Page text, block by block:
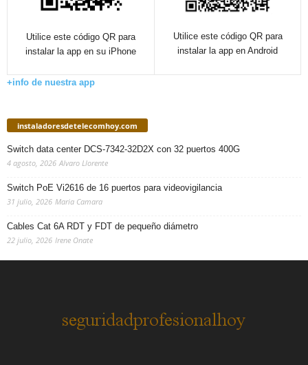
Utilice este código QR para
instalar la app en su iPhone
Utilice este código QR para
instalar la app en Android
+info de nuestra app
instaladoresdetelecomhoy.com
Switch data center DCS-7342-32D2X con 32 puertos 400G
4 agosto, 2026 Alvaro Llorente
Switch PoE Vi2616 de 16 puertos para videovigilancia
31 julio, 2026 Maria Camara
Cables Cat 6A RDT y FDT de pequeño diámetro
22 julio, 2026 Irene Onate